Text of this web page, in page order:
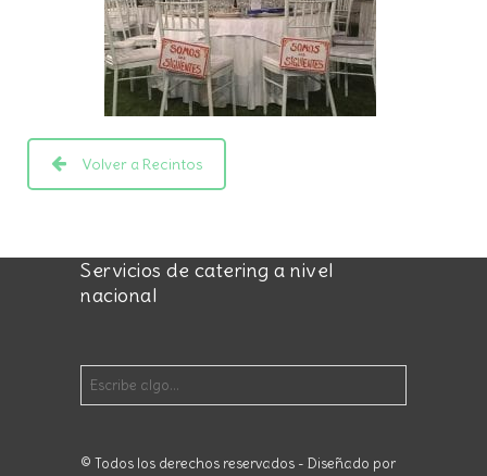
Volver a Recintos
Servicios de catering a nivel
nacional
© Todos los derechos reservados - Diseñado por